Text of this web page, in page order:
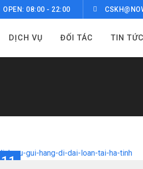
OPEN: 08:00 - 22:00
DỊCH VỤ ĐỐI TÁC TIN TỨC
11